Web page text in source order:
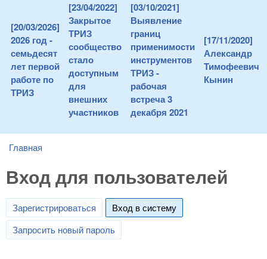
[20/03/2026]
2026 год -
семьдесят
лет первой
работе по
ТРИЗ
[23/04/2022]
Закрытое
ТРИЗ
сообщество
стало
доступным
для
внешних
участников
[03/10/2021]
Выявление
границ
применимости
инструментов
ТРИЗ -
рабочая
встреча 3
декабря 2021
[17/11/2020]
Александр
Тимофеевич
Кынин
You are here
Главная
Вход для пользователей
Зарегистрироваться Вход в систему
Запросить новый пароль